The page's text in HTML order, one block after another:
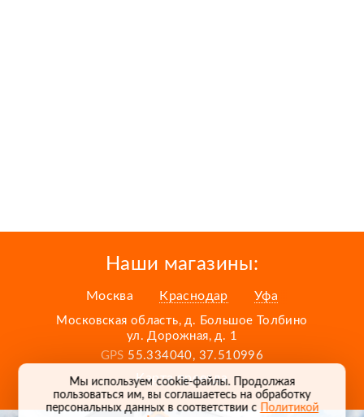
Наши магазины:
Москва Краснодар Уфа
Московская область, д. Большое Толбино
ул. Дорожная, д. 1
GPS 55.334040, 37.510996
Карта проезда
Мы используем cookie-файлы. Продолжая
пользоваться им, вы соглашаетесь на обработку
персональных данных в соответствии сПолитикой